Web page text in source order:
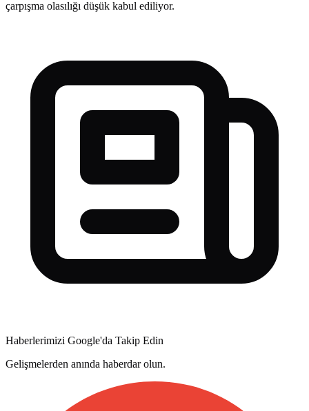
çarpışma olasılığı düşük kabul ediliyor.
Haberlerimizi Google'da Takip Edin
Gelişmelerden anında haberdar olun.